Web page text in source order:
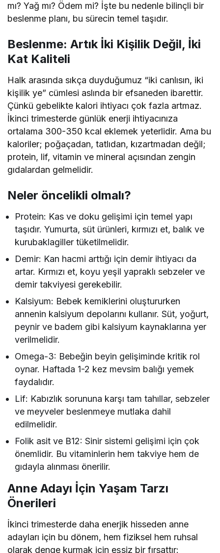
mı? Yağ mı? Ödem mi? İşte bu nedenle bilinçli bir
beslenme planı, bu sürecin temel taşıdır.
Beslenme: Artık İki Kişilik Değil, İki
Kat Kaliteli
Halk arasında sıkça duyduğumuz “iki canlısın, iki
kişilik ye” cümlesi aslında bir efsaneden ibarettir.
Çünkü gebelikte kalori ihtiyacı çok fazla artmaz.
İkinci trimesterde günlük enerji ihtiyacınıza
ortalama 300-350 kcal eklemek yeterlidir. Ama bu
kaloriler; poğaçadan, tatlıdan, kızartmadan değil;
protein, lif, vitamin ve mineral açısından zengin
gıdalardan gelmelidir.
Neler öncelikli olmalı?
Protein: Kas ve doku gelişimi için temel yapı
taşıdır. Yumurta, süt ürünleri, kırmızı et, balık ve
kurubaklagiller tüketilmelidir.
Demir: Kan hacmi arttığı için demir ihtiyacı da
artar. Kırmızı et, koyu yeşil yapraklı sebzeler ve
demir takviyesi gerekebilir.
Kalsiyum: Bebek kemiklerini oluştururken
annenin kalsiyum depolarını kullanır. Süt, yoğurt,
peynir ve badem gibi kalsiyum kaynaklarına yer
verilmelidir.
Omega-3: Bebeğin beyin gelişiminde kritik rol
oynar. Haftada 1-2 kez mevsim balığı yemek
faydalıdır.
Lif: Kabızlık sorununa karşı tam tahıllar, sebzeler
ve meyveler beslenmeye mutlaka dahil
edilmelidir.
Folik asit ve B12: Sinir sistemi gelişimi için çok
önemlidir. Bu vitaminlerin hem takviye hem de
gıdayla alınması önerilir.
Anne Adayı İçin Yaşam Tarzı
Önerileri
İkinci trimesterde daha enerjik hisseden anne
adayları için bu dönem, hem fiziksel hem ruhsal
olarak denge kurmak için eşsiz bir fırsattır: